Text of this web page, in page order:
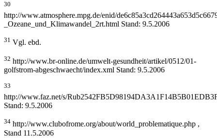
30
http://www.atmosphere.mpg.de/enid/
_Ozeane_und_Klimawandel_2rt.html Stand: 9.5.2006
31 Vgl. ebd.
32 http://www.br-online.de/umwelt-gesundheit/artikel/0512/01-
golfstrom-abgeschwaecht/index.xml Stand: 9.5.2006
33
http://www.faz.net/s/
Stand: 9.5.2006
34 http://www.clubofrome.org/about/world_problematique.php ,
Stand 11.5.2006